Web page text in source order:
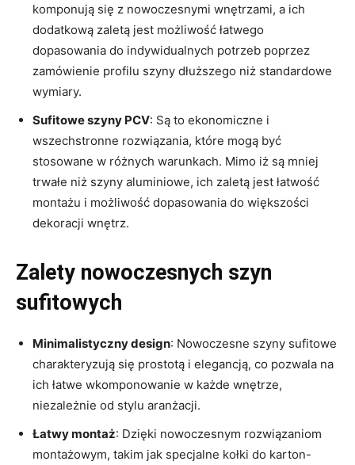
komponują się z nowoczesnymi wnętrzami, a ich
dodatkową zaletą jest możliwość łatwego
dopasowania do indywidualnych potrzeb poprzez
zamówienie profilu szyny dłuższego niż standardowe
wymiary.
Sufitowe szyny PCV: Są to ekonomiczne i
wszechstronne rozwiązania, które mogą być
stosowane w różnych warunkach. Mimo iż są mniej
trwałe niż szyny aluminiowe, ich zaletą jest łatwość
montażu i możliwość dopasowania do większości
dekoracji wnętrz.
Zalety nowoczesnych szyn
sufitowych
Minimalistyczny design: Nowoczesne szyny sufitowe
charakteryzują się prostotą i elegancją, co pozwala na
ich łatwe wkomponowanie w każde wnętrze,
niezależnie od stylu aranżacji.
Łatwy montaż: Dzięki nowoczesnym rozwiązaniom
montażowym, takim jak specjalne kołki do karton-